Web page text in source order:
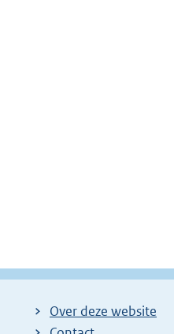
Over deze website